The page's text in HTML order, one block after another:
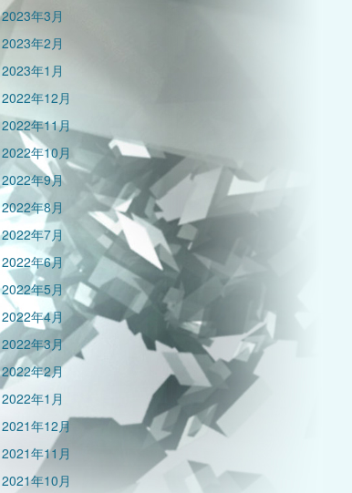
2023年3月
2023年2月
2023年1月
2022年12月
2022年11月
2022年10月
2022年9月
2022年8月
2022年7月
2022年6月
2022年5月
2022年4月
2022年3月
2022年2月
2022年1月
2021年12月
2021年11月
2021年10月